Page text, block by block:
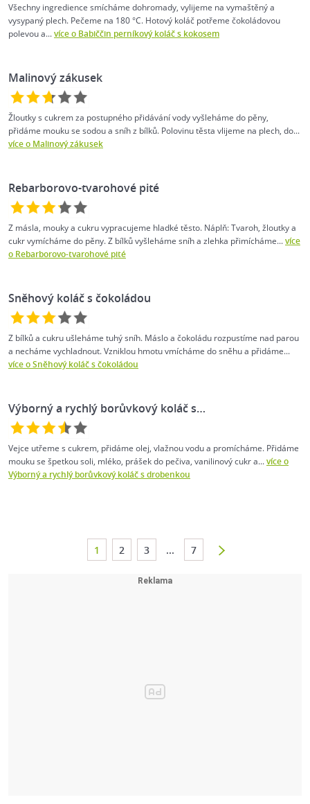
Všechny ingredience smícháme dohromady, vylijeme na vymaštěný a
vysypaný plech. Pečeme na 180 °C. Hotový koláč potřeme čokoládovou
polevou a...více o Babiččin perníkový koláč s kokosem
Malinový zákusek
Žloutky s cukrem za postupného přidávání vody vyšleháme do pěny,
přidáme mouku se sodou a sníh z bílků. Polovinu těsta vlijeme na plech, do...
více o Malinový zákusek
Rebarborovo-tvarohové pité
Z másla, mouky a cukru vypracujeme hladké těsto. Náplň: Tvaroh, žloutky a
cukr vymícháme do pěny. Z bílků vyšleháme sníh a zlehka přimícháme...více
o Rebarborovo-tvarohové pité
Sněhový koláč s čokoládou
Z bílků a cukru ušleháme tuhý sníh. Máslo a čokoládu rozpustíme nad parou
a necháme vychladnout. Vzniklou hmotu vmícháme do sněhu a přidáme...
více o Sněhový koláč s čokoládou
Výborný a rychlý borůvkový koláč s…
Vejce utřeme s cukrem, přidáme olej, vlažnou vodu a promícháme. Přidáme
mouku se špetkou soli, mléko, prášek do pečiva, vanilinový cukr a...více o
Výborný a rychlý borůvkový koláč s drobenkou
1 2 3 ... 7